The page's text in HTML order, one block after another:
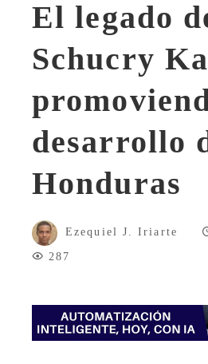
El legado
Schucry
desarrollo
Honduras
Ezequiel J. Iriarte
287